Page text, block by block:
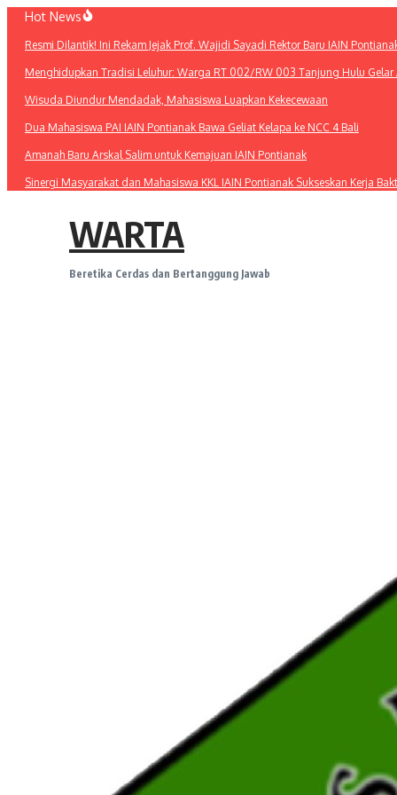
Lewati
konten
Hot News
Resmi Dilantik! Ini Rekam Jejak Prof. Wajidi Sayadi Rektor Baru IAIN
Menghidupkan Tradisi Leluhur: Warga RT 002/RW 003 Tanjung Hulu
Wisuda Diundur Mendadak, Mahasiswa Luapkan Kekecewaan
Dua Mahasiswa PAI IAIN Pontianak Bawa Geliat Kelapa ke NCC 4 Bali
Amanah Baru Arskal Salim untuk Kemajuan IAIN Pontianak
Sinergi Masyarakat dan Mahasiswa KKL IAIN Pontianak Sukseskan Kerja
WARTA
Beretika Cerdas dan Bertanggung Jawab